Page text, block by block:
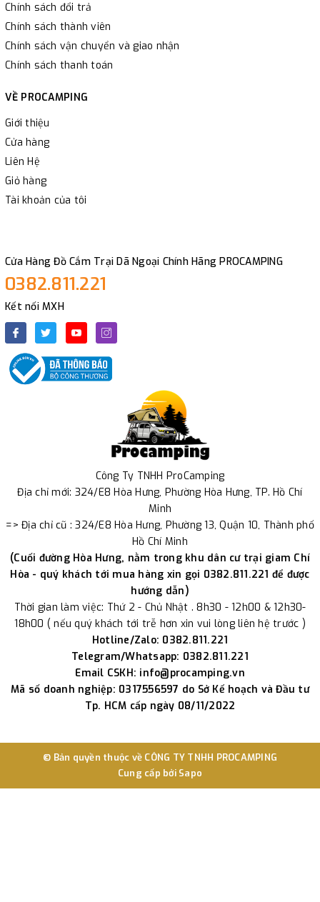
Chính sách đổi trả
Chính sách thành viên
Chính sách vận chuyển và giao nhận
Chính sách thanh toán
VỀ PROCAMPING
Giới thiệu
Cửa hàng
Liên Hệ
Giỏ hàng
Tài khoản của tôi
Cửa Hàng Đồ Cắm Trại Dã Ngoại Chính Hãng PROCAMPING
0382.811.221
Kết nối MXH
Công Ty TNHH ProCamping
Địa chỉ mới: 324/E8 Hòa Hưng, Phường Hòa Hưng, TP. Hồ Chí
Minh
=> Địa chỉ cũ : 324/E8 Hòa Hưng, Phường 13, Quận 10, Thành phố
Hồ Chí Minh
(Cuối đường Hòa Hưng, nằm trong khu dân cư trại giam Chí
Hòa - quý khách tới mua hàng xin gọi 0382.811.221 để được
hướng dẫn)
Thời gian làm việc: Thứ 2 - Chủ Nhật . 8h30 - 12h00 & 12h30-
18h00 ( nếu quý khách tới trễ hơn xin vui lòng liên hệ trước )
Hotline/Zalo: 0382.811.221
Telegram/Whatsapp: 0382.811.221
Email CSKH: info@procamping.vn
Mã số doanh nghiệp: 0317556597 do Sở Kế hoạch và Đầu tư
Tp. HCM cấp ngày 08/11/2022
© Bản quyền thuộc về CÔNG TY TNHH PROCAMPING
Cung cấp bởi Sapo